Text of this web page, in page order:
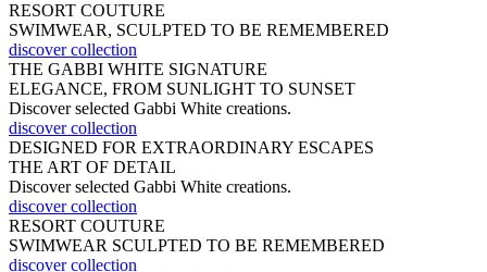
RESORT COUTURE
SWIMWEAR, SCULPTED TO BE REMEMBERED
discover collection
THE GABBI WHITE SIGNATURE
ELEGANCE, FROM SUNLIGHT TO SUNSET
Discover selected Gabbi White creations.
discover collection
DESIGNED FOR EXTRAORDINARY ESCAPES
THE ART OF DETAIL
Discover selected Gabbi White creations.
discover collection
RESORT COUTURE
SWIMWEAR SCULPTED TO BE REMEMBERED
discover collection